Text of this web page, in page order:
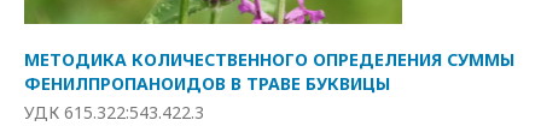
МЕТОДИКА КОЛИЧЕСТВЕННОГО ОПРЕДЕЛЕНИЯ СУММЫ
ФЕНИЛПРОПАНОИДОВ В ТРАВЕ БУКВИЦЫ
УДК 615.322:543.422.3